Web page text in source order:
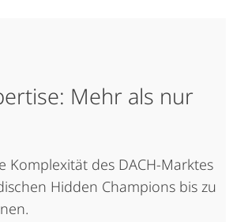
Mehr als nur
Komplexität des DACH-Marktes
Hidden Champions bis zu